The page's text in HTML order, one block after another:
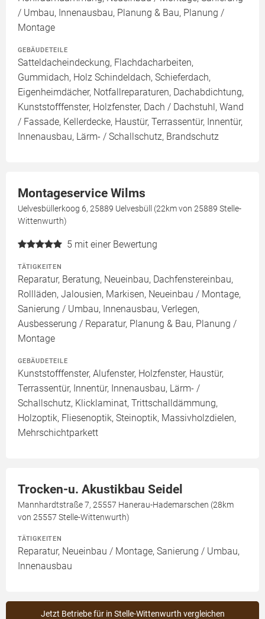
/ Umbau, Innenausbau, Planung & Bau, Planung /
Montage
GEBÄUDETEILE
Satteldacheindeckung, Flachdacharbeiten,
Gummidach, Holz Schindeldach, Schieferdach,
Eigenheimdächer, Notfallreparaturen, Dachabdichtung,
Kunststofffenster, Holzfenster, Dach / Dachstuhl, Wand
/ Fassade, Kellerdecke, Haustür, Terrassentür, Innentür,
Innenausbau, Lärm- / Schallschutz, Brandschutz
Montageservice Wilms
Uelvesbüllerkoog 6, 25889 Uelvesbüll (22km von 25889 Stelle-
Wittenwurth)
5 mit einer Bewertung
TÄTIGKEITEN
Reparatur, Beratung, Neueinbau, Dachfenstereinbau,
Rollläden, Jalousien, Markisen, Neueinbau / Montage,
Sanierung / Umbau, Innenausbau, Verlegen,
Ausbesserung / Reparatur, Planung & Bau, Planung /
Montage
GEBÄUDETEILE
Kunststofffenster, Alufenster, Holzfenster, Haustür,
Terrassentür, Innentür, Innenausbau, Lärm- /
Schallschutz, Klicklaminat, Trittschalldämmung,
Holzoptik, Fliesenoptik, Steinoptik, Massivholzdielen,
Mehrschichtparkett
Trocken-u. Akustikbau Seidel
Mannhardtstraße 7, 25557 Hanerau-Hademarschen (28km
von 25557 Stelle-Wittenwurth)
TÄTIGKEITEN
Reparatur, Neueinbau / Montage, Sanierung / Umbau,
Innenausbau
Jetzt Betriebe für in Stelle-Wittenwurth vergleichen